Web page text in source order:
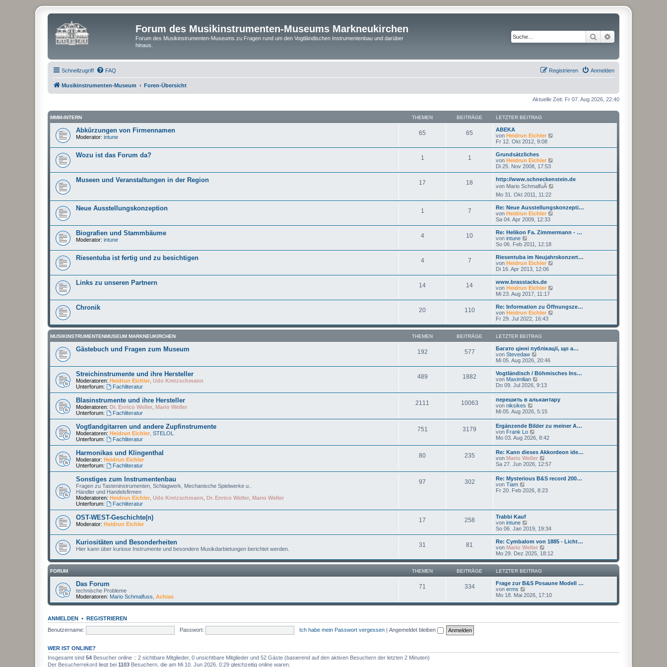
Forum des Musikinstrumenten-Museums Markneukirchen
Forum des Musikinstrumenten-Museums zu Fragen rund um den Vogtländischen Instrumentenbau und darüber
hinaus.
Suche
Schnellzugriff FAQ Anmelden
Registrieren
Musikinstrumenten-Museum Foren-Übersicht
Aktuelle Zeit: Fr 07. Aug 2026, 22:40
MMM-INTERN THEMEN BEITRÄGE LETZTER BEITRAG
Abkürzungen von Firmennamen
Moderator: intune
65 65
ABEKA
von Heidrun Eichler
u
B
t
r
Fr 12. Okt 2012, 9:08
Wozu ist das Forum da? 1 1
Grundsätzliches
von Heidrun Eichler
u
e
r
B
t
r
Di 25. Nov 2008, 17:53
Museen und Veranstaltungen in der Region 17 18
http://www.schneckenstein.de
von Mario SchmalfuÃ
s
r
B
t
r
Mo 31. Okt 2011, 11:22
Neue Ausstellungskonzeption 1 7
Re: Neue Ausstellungskonzepti…
von Heidrun Eichler
u
e
B
Sa 04. Apr 2009, 12:33
Biografien und Stammbäume
Moderator: intune
4 10
Re: Helikon Fa. Zimmermann - …
von intune
e
u
e
s
t
B
e
i
r
a
g
So 06. Feb 2011, 12:18
Riesentuba ist fertig und zu besichtigen 4 7
Riesentuba im Neujahrskonzert…
von Heidrun Eichler
u
r
B
t
g
Di 16. Apr 2013, 12:06
Links zu unseren Partnern 14 14
www.brasstacks.de
von Heidrun Eichler
u
e
r
e
i
t
Mi 23. Aug 2017, 11:17
Chronik 20 110
Re: Information zu Öffnungsze…
von Heidrun Eichler
u
e
t
e
e
i
Fr 29. Jul 2022, 16:43
MUSIKINSTRUMENTENMUSEUM MARKNEUKIRCHEN THEMEN BEITRÄGE LETZTER BEITRAG
Gästebuch und Fragen zum Museum 192 577
Багато цінні публікації, що а…
von Stevedaw
e
u
e
s
t
B
i
t
r
g
Mi 05. Aug 2026, 20:46
Streichinstrumente und ihre Hersteller
Moderatoren: Heidrun Eichler Udo Kretzschmann
Unterforum:
Fachliteratur
489 1882
Vogtländisch / Böhmisches Ins…
von Maximilian
e
s
t
e
r
B
i
t
a
g
Do 09. Jul 2026, 9:13
Blasinstrumente und ihre Hersteller
Moderatoren: Dr. Enrico Weller Mario Weller
Unterforum:
Fachliteratur
2111 10063
перешить в алькантару
von niksikes
e
e
s
t
e
r
B
e
i
t
r
a
g
Mi 05. Aug 2026, 5:15
Vogtlandgitarren und andere Zupfinstrumente
Moderatoren: Heidrun Eichler STELOL
Unterforum:
Fachliteratur
751 3179
Ergänzende Bilder zu meiner A…
von Frank Lo
e
s
t
e
r
B
i
a
Mo 03. Aug 2026, 8:42
Harmonikas und Klingenthal
Moderator: Heidrun Eichler
Unterforum:
Fachliteratur
80 235
Re: Kann dieses Akkordeon ide…
von Mario Weller
e
e
s
t
e
e
r
a
g
Sa 27. Jun 2026, 12:57
Sonstiges zum Instrumentenbau
Fragen zu Tasteninstrumenten, Schlagwerk, Mechanische Spielwerke u..
Händler und Handelsfirmen
Moderatoren: Heidrun Eichler Udo Kretzschmann Dr. Enrico Weller Mario Weller
Unterforum:
Fachliteratur
97 302
Re: Mysterious B&S record 200…
von Tiam
e
t
e
r
B
i
t
r
a
Fr 20. Feb 2026, 8:23
OST-WEST-Geschichte(n)
Moderator: Heidrun Eichler
17 258
Trabbi Kauf
von intune
e
u
e
s
t
r
B
e
i
r
g
So 06. Jan 2019, 19:34
Kuriositäten und Besonderheiten
Hier kann über kuriose Instrumente und besondere Musikdarbietungen berichtet werden.
31 81
Re: Cymbalom von 1885 - Licht…
von Mario Weller
e
u
e
t
e
B
i
a
Mo 29. Dez 2025, 18:12
FORUM THEMEN BEITRÄGE LETZTER BEITRAG
Das Forum
technische Probleme
Moderatoren: Mario Schmalfuss Achias
71 334
Frage zur B&S Posaune Modell …
von erms
e
e
e
t
Mo 18. Mai 2026, 17:10
ANMELDEN • REGISTRIEREN
Benutzername:
Passwort: Ich habe mein Passwort vergessen | Angemeldet bleiben
WER IST ONLINE?
Insgesamt sind 54 Besucher online :: 2 sichtbare Mitglieder, 0 unsichtbare Mitglieder und 52 Gäste (basierend auf den aktiven Besuchern der letzten 2 Minuten)
Der Besucherrekord liegt bei 1103 Besuchern, die am Mi 10. Jun 2026, 0:29 gleichzeitig online waren.